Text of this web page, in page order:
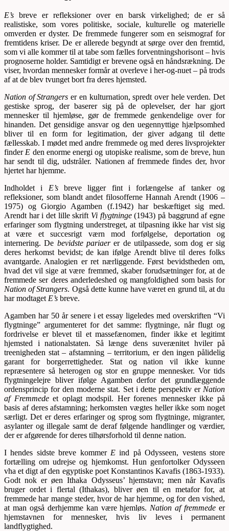
E’s breve er refleksioner over en barsk virkelighed; de er så
realistiske, som vores politiske, sociale, kulturelle og materielle
omverden er dyster. De fremmede fungerer som en seismograf for
fremtidens kriser. De er allerede begyndt at sørge over den fremtid,
som vi alle kommer til at tabe som fælles forventningshorisont – hvis
prognoserne holder. Samtidigt er brevene også en håndsrækning. De
viser, hvordan mennesker formår at overleve i her-og-nuet – på trods
af at de blev tvunget bort fra deres hjemsted.
Nation of Strangers er en kulturnation, spredt over hele verden. Det
gestiske sprog, der baserer sig på de oplevelser, der har gjort
mennesker til hjemløse, gør de fremmede genkendelige over for
hinanden. Det gensidige ansvar og den uegennyttige hjælpsomhed
bliver til en form for legitimation, der giver adgang til dette
fællesskab. I mødet med andre fremmede og med deres livsprojekter
finder E den enorme energi og utopiske realisme, som de breve, hun
har sendt til dig, udstråler. Nationen af fremmede findes der, hvor
hjertet har hjemme.
Indholdet i E’sbreve ligger fint i forlængelse af tanker og
refleksioner, som blandt andet filosofferne Hannah Arendt (1906 –
1975) og Giorgio Agamben (f.1942) har beskæftiget sig med.
Arendt har i det lille skrift Vi flygtninge(1943) på baggrund af egne
erfaringer som flygtning understreget, at tilpasning ikke har vist sig
at være et succesrigt værn mod forfølgelse, deportation og
internering. De bevidste pariaerer de utilpassede, som dog er sig
deres herkomst bevidst; de kan ifølge Arendt blive til deres folks
avantgarde. Analogien er ret nærliggende. Først bevidstheden om,
hvad det vil sige at være fremmed, skaber forudsætninger for, at de
fremmede ser deres anderledeshed og mangfoldighed som basis for
Nation of Strangers. Også dette kunne have været en grund til, at du
har modtaget E’s breve.
Agamben har 50 år senere i et essay ligeledes med overskriften “Vi
flygtninge” argumenteret for det samme: flygtninge, når flugt og
fordrivelse er blevet til et massefænomen, finder ikke et legitimt
hjemsted i nationalstaten. Så længe dens suverænitet hviler på
treenigheden stat – afstamning – territorium, er den ingen pålidelig
garant for borgerrettigheder. Stat og nation vil ikke kunne
repræsentere så heterogen og stor en gruppe mennesker. Vor tids
flygtningelejre bliver ifølge Agamben derfor det grundlæggende
ordensprincip for den moderne stat. Set i dette perspektiv er Nation
af Fremmedeet oplagt modspil. Her forenes mennesker ikke på
basis af deres afstamning; herkomsten vægtes heller ikke som noget
særligt. Det er deres erfaringer og sprog som flygtninge, migranter,
asylanter og illegale samt de deraf følgende handlinger og værdier,
der er afgørende for deres tilhørsforhold til denne nation.
I hendes sidste breve kommer E ind på Odysseen, vestens store
fortælling om udrejse og hjemkomst. Hun genfortolker Odysseen
vha et digt af den egyptiske poet Konstantinos Kavafis (1863-1933).
Godt nok er øen Ithaka Odysseus’ hjemstavn; men når Kavafis
bruger ordet i flertal (Ithakas), bliver øen til en metafor for, at
fremmede har mange steder, hvor de har hjemme, og for den vished,
at man også derhjemme kan være hjemløs. Nation af fremmede er
hjemstavnen for mennesker, hvis liv leves i permanent
landflygtighed.